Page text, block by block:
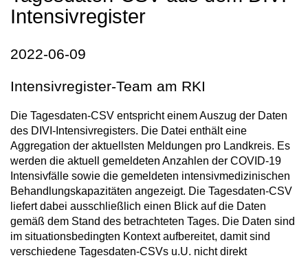
Intensivregister
2022-06-09
Intensivregister-Team am RKI
Die Tagesdaten-CSV entspricht einem Auszug der Daten
des DIVI-Intensivregisters. Die Datei enthält eine
Aggregation der aktuellsten Meldungen pro Landkreis. Es
werden die aktuell gemeldeten Anzahlen der COVID-19
Intensivfälle sowie die gemeldeten intensivmedizinischen
Behandlungskapazitäten angezeigt. Die Tagesdaten-CSV
liefert dabei ausschließlich einen Blick auf die Daten
gemäß dem Stand des betrachteten Tages. Die Daten sind
im situationsbedingten Kontext aufbereitet, damit sind
verschiedene Tagesdaten-CSVs u.U. nicht direkt